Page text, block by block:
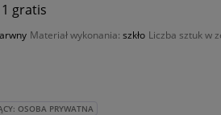
gratis
Materiał wykonania: szkło Liczba sztuk w
OSOBA PRYWATNA